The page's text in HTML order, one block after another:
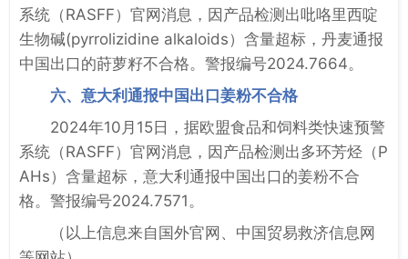
系统（RASFF）官网消息，因产品检测出吡咯里西啶
生物碱(pyrrolizidine alkaloids）含量超标，丹麦通报
中国出口的莳萝籽不合格。警报编号2024.7664。
六、意大利通报中国出口姜粉不合格
2024年10月15日，据欧盟食品和饲料类快速预警
系统（RASFF）官网消息，因产品检测出多环芳烃（P
AHs）含量超标，意大利通报中国出口的姜粉不合
格。警报编号2024.7571。
（以上信息来自国外官网、中国贸易救济信息网